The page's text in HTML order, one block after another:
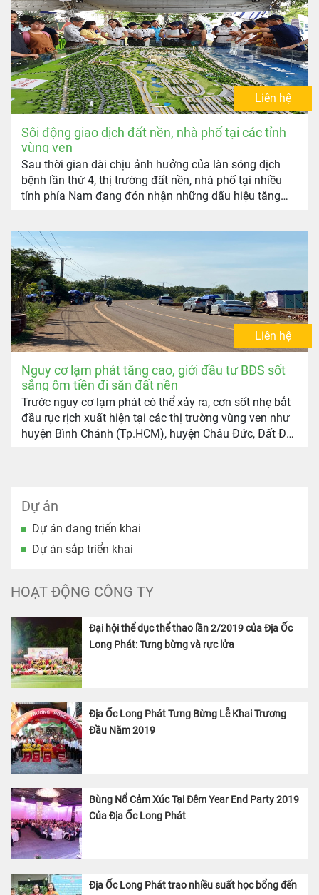
Liên hệ
Sôi động giao dịch đất nền, nhà phố tại các tỉnh
vùng ven
Sau thời gian dài chịu ảnh hưởng của làn sóng dịch
bệnh lần thứ 4, thị trường đất nền, nhà phố tại nhiều
tỉnh phía Nam đang đón nhận những dấu hiệu tăng
Liên hệ
Nguy cơ lạm phát tăng cao, giới đầu tư BĐS sốt
sắng ôm tiền đi săn đất nền
Trước nguy cơ lạm phát có thể xảy ra, cơn sốt nhẹ bắt
đầu rục rịch xuất hiện tại các thị trường vùng ven như
huyện Bình Chánh (Tp.HCM), huyện Châu Đức, Đất Đỏ
Dự án
Dự án đang triển khai
Dự án sắp triển khai
HOẠT ĐỘNG CÔNG TY
Đại hội thể dục thể thao lần 2/2019 của Địa Ốc
Long Phát: Tưng bừng và rực lửa
Địa Ốc Long Phát Tưng Bừng Lễ Khai Trương
Đầu Năm 2019
Bùng Nổ Cảm Xúc Tại Đêm Year End Party 2019
Của Địa Ốc Long Phát
Địa Ốc Long Phát trao nhiều suất học bổng đến